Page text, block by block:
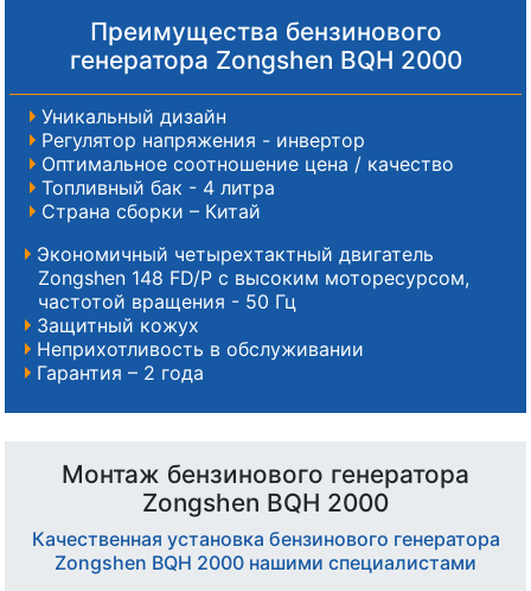
Преимущества бензинового
генератора Zongshen BQH 2000
Уникальный дизайн
Регулятор напряжения - инвертор
Оптимальное соотношение цена / качество
Топливный бак - 4 литра
Страна сборки – Китай
Экономичный четырехтактный двигатель
Zongshen 148 FD/P с высоким моторесурсом,
частотой вращения - 50 Гц
Защитный кожух
Неприхотливость в обслуживании
Гарантия – 2 года
Монтаж бензинового генератора
Zongshen BQH 2000
Качественная установка бензинового генератора
Zongshen BQH 2000 нашими специалистами